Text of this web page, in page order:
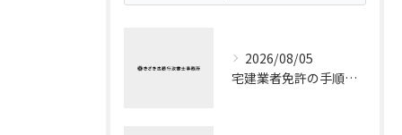
2026/08/05
宅建業者免許の手順を流れと申請ポイントでわかりやすく整理